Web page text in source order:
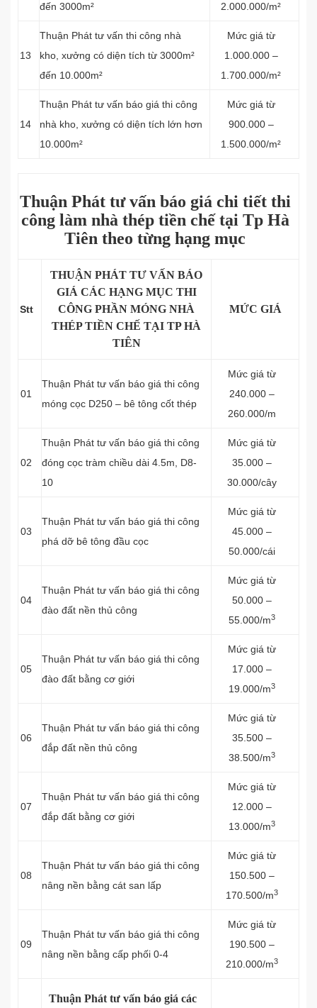
đến 3000m²
2.000.000/m²
13
Thuận Phát tư vấn thi công nhà
kho, xưởng có diện tích từ 3000m²
đến 10.000m²
Mức giá từ
1.000.000 –
1.700.000/m²
14
Thuận Phát tư vấn báo giá thi công
nhà kho, xưởng có diện tích lớn hơn
10.000m²
Mức giá từ
900.000 –
1.500.000/m²
Thuận Phát tư vấn báo giá chi tiết thi
công làm nhà thép tiền chế tại Tp Hà
Tiên theo từng hạng mục
Stt
THUẬN PHÁT TƯ VẤN BÁO
GIÁ CÁC HẠNG MỤC THI
CÔNG PHẦN MÓNG NHÀ
THÉP TIỀN CHẾ TẠI TP HÀ
TIÊN
MỨC GIÁ
01
Thuận Phát tư vấn báo giá thi công
móng cọc D250 – bê tông cốt thép
Mức giá từ
240.000 –
260.000/m
02
Thuận Phát tư vấn báo giá thi công
đóng cọc tràm chiều dài 4.5m, D8-
10
Mức giá từ
35.000 –
30.000/cây
03
Thuận Phát tư vấn báo giá thi công
phá dỡ bê tông đầu cọc
Mức giá từ
45.000 –
50.000/cái
04
Thuận Phát tư vấn báo giá thi công
đào đất nền thủ công
Mức giá từ
50.000 –
55.000/m3
05
Thuận Phát tư vấn báo giá thi công
đào đất bằng cơ giới
Mức giá từ
17.000 –
19.000/m3
06
Thuận Phát tư vấn báo giá thi công
đắp đất nền thủ công
Mức giá từ
35.500 –
38.500/m3
07
Thuận Phát tư vấn báo giá thi công
đắp đất bằng cơ giới
Mức giá từ
12.000 –
13.000/m3
08
Thuận Phát tư vấn báo giá thi công
nâng nền bằng cát san lấp
Mức giá từ
150.500 –
170.500/m3
09
Thuận Phát tư vấn báo giá thi công
nâng nền bằng cấp phối 0-4
Mức giá từ
190.500 –
210.000/m3
Thuận Phát tư vấn báo giá các